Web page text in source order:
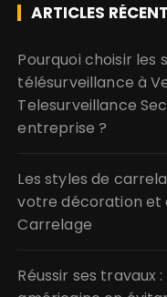
ARTICLES
Pourquoi choisir les
télésurveillance à
Telesurveillance
entreprise ?
Les styles de
votre décoration et
Carrelage
Réussir ses travaux